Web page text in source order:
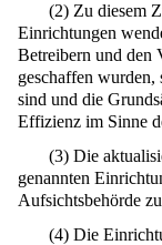
(2) Zu diesem
Einrichtungen
Betreibern und den
geschaffen
sind und die
Effizienz im Sinne
(3) Die
genannten
Aufsichtsbehörde
(4) Die